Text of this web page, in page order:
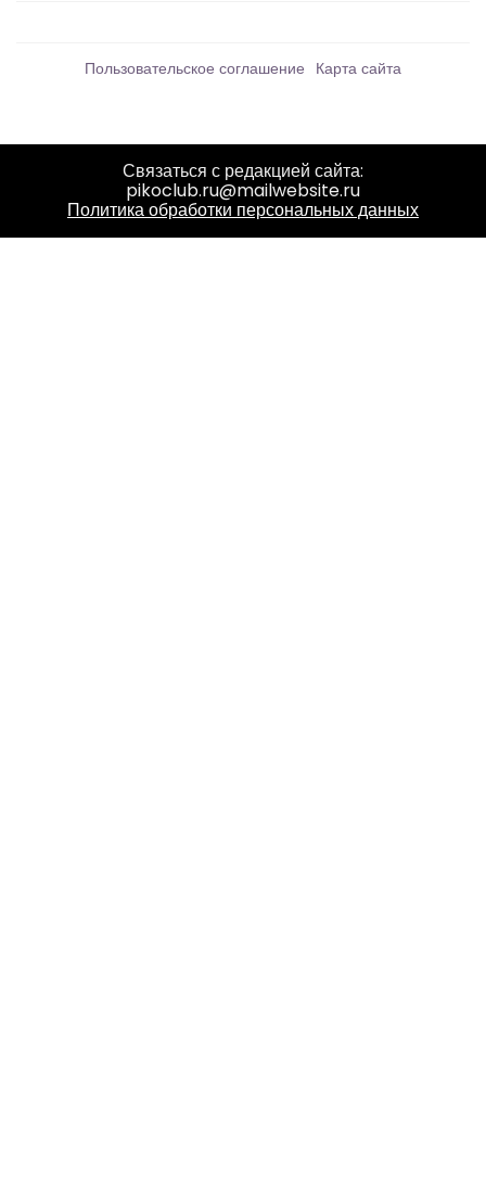
Пользовательское соглашение Карта сайта
Связаться с редакцией сайта:
pikoclub.ru@mailwebsite.ru
Политика обработки персональных данных